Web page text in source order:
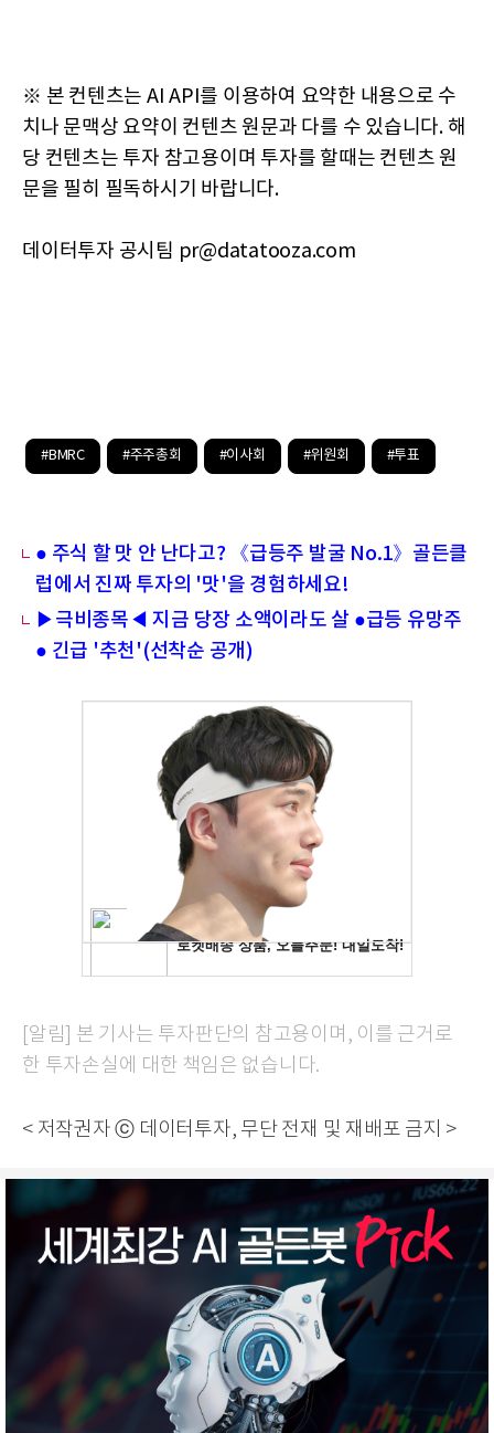
※ 본 컨텐츠는 AI API를 이용하여 요약한 내용으로 수
치나 문맥상 요약이 컨텐츠 원문과 다를 수 있습니다. 해
당 컨텐츠는 투자 참고용이며 투자를 할때는 컨텐츠 원
문을 필히 필독하시기 바랍니다.
데이터투자 공시팀 pr@datatooza.com
#BMRC #주주총회 #이사회 #위원회 #투표
● 주식 할 맛 안 난다고? 《급등주 발굴 No.1》골든클
럽에서 진짜 투자의 '맛'을 경험하세요!
▶극비종목◀ 지금 당장 소액이라도 살 ●급등 유망주
● 긴급 '추천'(선착순 공개)
[알림] 본 기사는 투자판단의 참고용이며, 이를 근거로
한 투자손실에 대한 책임은 없습니다.
< 저작권자 ⓒ 데이터투자, 무단 전재 및 재배포 금지 >